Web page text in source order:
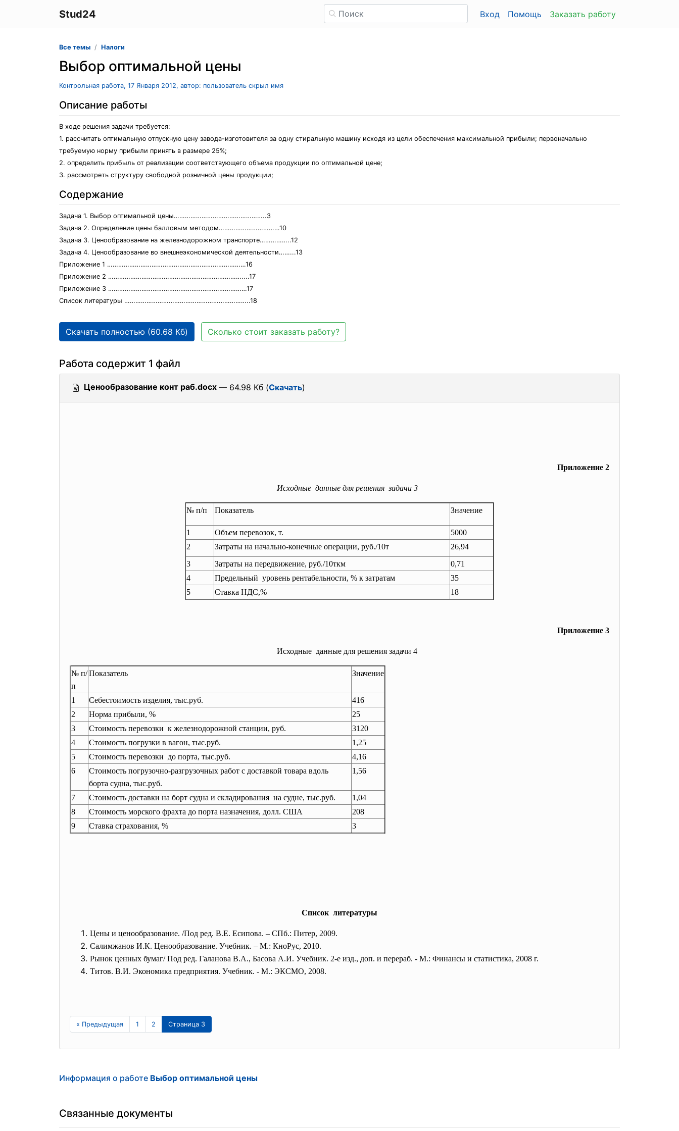
Stud24 Вход Помощь Заказать работу
Все темы Налоги
Выбор оптимальной цены
Контрольная работа, 17 Января 2012, автор: пользователь скрыл имя
Описание работы
В ходе решения задачи требуется:
1. рассчитать оптимальную отпускную цену завода-изготовителя за одну стиральную машину исходя из цели обеспечения максимальной прибыли; первоначально
требуемую норму прибыли принять в размере 25%;
2. определить прибыль от реализации соответствующего объема продукции по оптимальной цене;
3. рассмотреть структуру свободной розничной цены продукции;
Содержание
Задача 1. Выбор оптимальной цены…………………………………………..3
Задача 2. Определение цены балловым методом……………………………10
Задача 3. Ценообразование на железнодорожном транспорте……………..12
Задача 4. Ценообразование во внешнеэкономической деятельности……...13
Приложение 1 …………………………………………………………………16
Приложение 2 ………………………………………………………………....17
Приложение 3 …………………………………………………………………17
Список литературы …………………………………………………………..18
Скачать полностью (60.68 Кб) Сколько стоит заказать работу?
Работа содержит 1 файл
Ценообразование конт раб.docx — 64.98 Кб (Скачать)
Приложение 2
Исходные данные для решения задачи 3
№ п/п Показатель Значение
1 Объем перевозок, т.
5000
2
Затраты на начально-конечные операции, руб./10т
26,94
3
Затраты на передвижение, руб./10ткм
0,71
4
Предельный уровень рентабельности, % к затратам
35
5
Ставка НДС,% 18
Приложение 3
Исходные данные для решения задачи 4
№ п/
п
Показатель Значение
1 Себестоимость изделия, тыс.руб.
416
2
Норма прибыли, %
25
3
Стоимость перевозки к железнодорожной станции, руб.
3120
4
Стоимость погрузки в вагон, тыс.руб.
1,25
5
Стоимость перевозки до порта, тыс.руб.
4,16
6
Стоимость погрузочно-разгрузочных работ с доставкой товара вдоль
борта судна, тыс.руб.
1,56
7 Стоимость доставки на борт судна и складирования на судне, тыс.руб.
1,04
8
Стоимость морского фрахта до порта назначения, долл. США
208
9
Ставка страхования, % 3
Список литературы
Цены и ценообразование. /Под ред. В.Е. Есипова. – СПб.: Питер, 2009.
Салимжанов И.К. Ценообразование. Учебник. – М.: КноРус, 2010.
Рынок ценных бумаг/ Под ред. Галанова В.А., Басова А.И. Учебник. 2-е изд., доп. и перераб. - М.: Финансы и статистика, 2008 г.
Титов. В.И. Экономика предприятия. Учебник. - М.: ЭКСМО, 2008.
« Предыдущая 1 2 Страница 3
Информация о работе Выбор оптимальной цены
Связанные документы